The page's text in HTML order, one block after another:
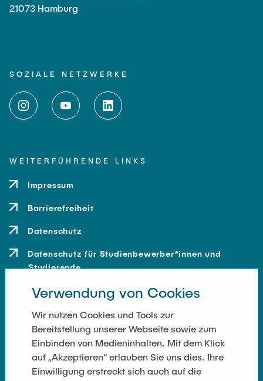
21073 Hamburg
SOZIALE NETZWERKE
WEITERFÜHRENDE LINKS
Impressum
Barrierefreiheit
Datenschutz
Datenschutz für Studienbewerber*innen und
Studierende
Kontakt
Anfahrt
Presse und Medien
Merchandise-Shop
Verwendung von Cookies
Wir nutzen Cookies und Tools zur
Bereitstellung unserer Webseite sowie zum
Einbinden von Medieninhalten. Mit dem Klick
auf „Akzeptieren“ erlauben Sie uns dies. Ihre
Einwilligung erstreckt sich auch auf die